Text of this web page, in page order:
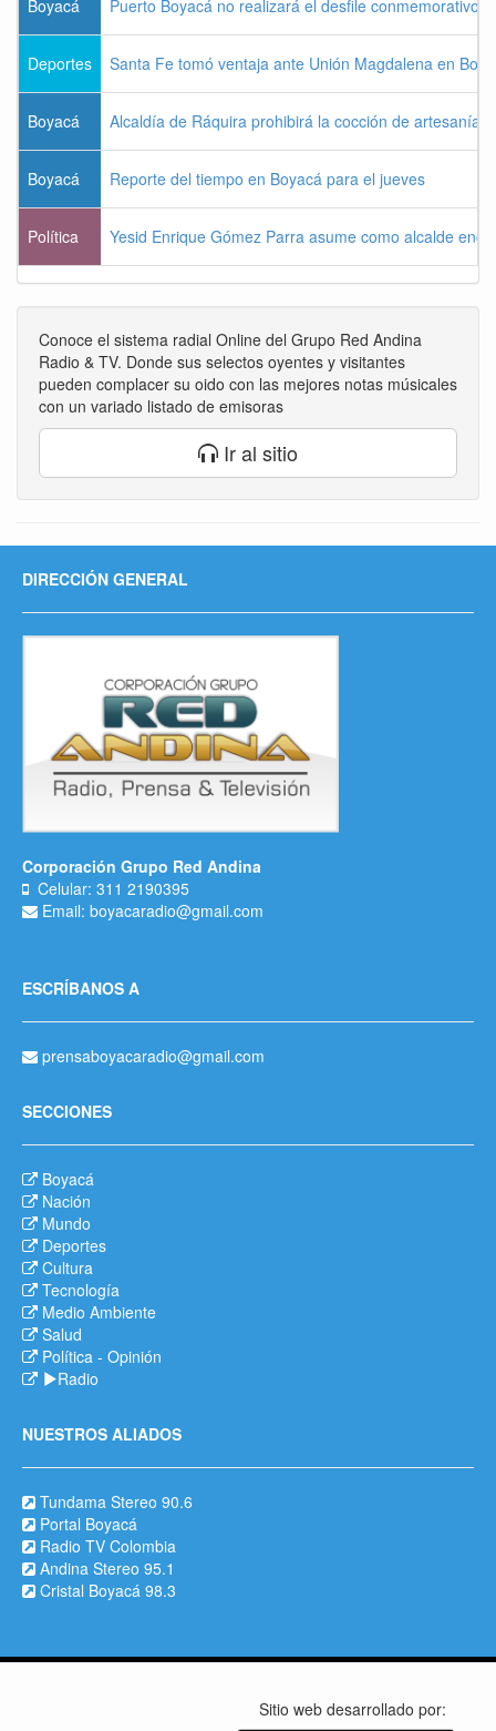
Boyacá Puerto Boyacá no realizará el desfile conmemorativo
Deportes Santa Fe tomó ventaja ante Unión Magdalena en
Boyacá Alcaldía de Ráquira prohibirá la cocción de
Boyacá Reporte del tiempo en Boyacá para el jueves
Política Yesid Enrique Gómez Parra asume como alcalde
Conoce el sistema radial Online del Grupo Red Andina
Radio & TV. Donde sus selectos oyentes y visitantes
pueden complacer su oido con las mejores notas músicales
con un variado listado de emisoras
Ir al sitio
DIRECCIÓN GENERAL
Corporación Grupo Red Andina
Celular: 311 2190395
Email: boyacaradio@gmail.com
ESCRÍBANOS A
prensaboyacaradio@gmail.com
SECCIONES
Boyacá
Nación
Mundo
Deportes
Cultura
Tecnología
Medio Ambiente
Salud
Política - Opinión
Radio
NUESTROS ALIADOS
Tundama Stereo 90.6
Portal Boyacá
Radio TV Colombia
Andina Stereo 95.1
Cristal Boyacá 98.3
Sitio web desarrollado por: